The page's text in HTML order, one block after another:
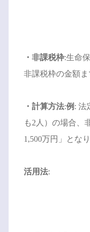
・非課税枠:生命
非課税枠の金額ま
・計算方法:例 : 法
も2人）の場合、
1,500万円」となり
活用法: